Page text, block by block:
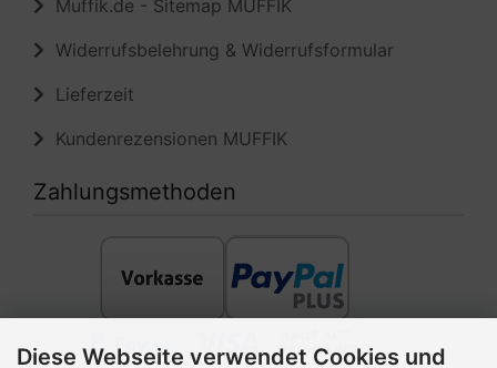
Diese Webseite verwendet Cookies und